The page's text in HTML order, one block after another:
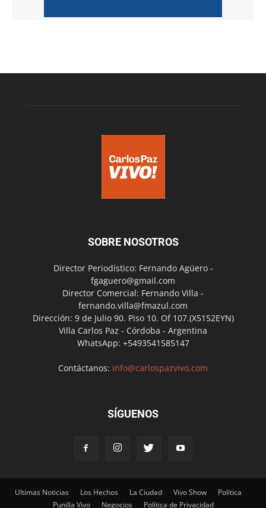
SOBRE NOSOTROS
Director Periodístico: Fernando Agüero -
fgaguero@gmail.com
Director Comercial: Fernando Villa -
fernando.villa@fmazul.com
Dirección: 9 de Julio 90. Piso 10. Of 107.(X5152EYN)
Villa Carlos Paz - Córdoba - Argentina
WhatsApp: +5493541585147
Contáctanos: info@carlospazvivo.com
SÍGUENOS
Ultimas Noticias Los Hechos La Ciudad Vivo Show
Política
Punilla Vivo
Negocios Política de Privacidad